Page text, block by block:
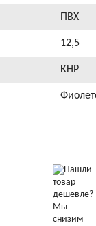
ПВХ
12,5
КНР